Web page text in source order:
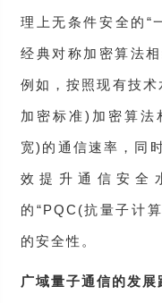
理上无条件安全的“
经典对称加密算法
例如，按照现有技
加密标准)加密算法
宽)的通信速率，同
效提升通信安全
的“PQC(抗量子计
的安全性。
广域量子通信的发展